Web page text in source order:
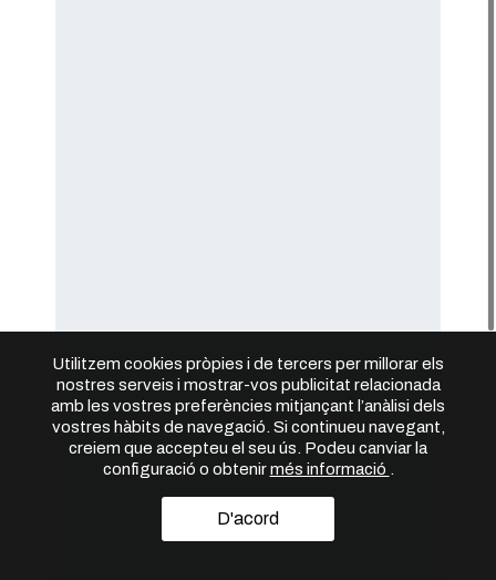
Utilitzem cookies pròpies i de tercers per millorar els
nostres serveis i mostrar-vos publicitat relacionada
amb les vostres preferències mitjançant l’anàlisi dels
vostres hàbits de navegació. Si continueu navegant,
creiem que accepteu el seu ús. Podeu canviar la
configuració o obtenirmés informació
D'acord